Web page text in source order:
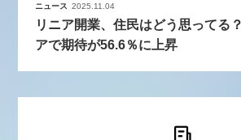
ニュース 2025.11.04
リニア開業、住民はどう思ってる
アで期待が56.6％に上昇